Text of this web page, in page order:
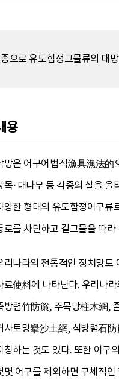
으로 유도함정그물류의 대
용
망은 어구어법적漁具漁法的
목·대나무 등 각종의 살을
양한 형태의 유도함정어구류
로를 차단하고 길그물을 따
리나라의 전통적인 정치망도
료使料에 나타난다. 우리나
방렴竹防簾, 주목망柱木網,
사토망擧沙土網, 석방렴石
칭하는 것도 있다. 또한 어구
몇 어구를 제외하면 구체적인